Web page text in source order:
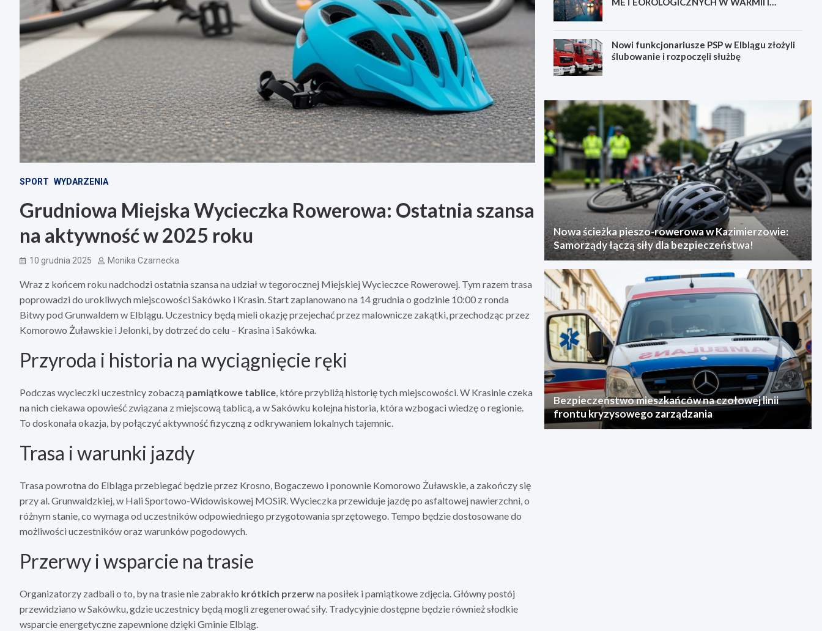
SPORT WYDARZENIA
Grudniowa Miejska Wycieczka Rowerowa: Ostatnia szansa
na aktywność w 2025 roku
10 grudnia 2025 Monika Czarnecka
Wraz z końcem roku nadchodzi ostatnia szansa na udział w tegorocznej Miejskiej Wycieczce Rowerowej. Tym razem trasa
poprowadzi do urokliwych miejscowości Sakówko i Krasin. Start zaplanowano na 14 grudnia o godzinie 10:00 z ronda
Bitwy pod Grunwaldem w Elblągu. Uczestnicy będą mieli okazję przejechać przez malownicze zakątki, przechodząc przez
Komorowo Żuławskie i Jelonki, by dotrzeć do celu – Krasina i Sakówka.
Przyroda i historia na wyciągnięcie ręki
Podczas wycieczki uczestnicy zobaczą pamiątkowe tablice, które przybliżą historię tych miejscowości. W Krasinie czeka
na nich ciekawa opowieść związana z miejscową tablicą, a w Sakówku kolejna historia, która wzbogaci wiedzę o regionie.
To doskonała okazja, by połączyć aktywność fizyczną z odkrywaniem lokalnych tajemnic.
Trasa i warunki jazdy
Trasa powrotna do Elbląga przebiegać będzie przez Krosno, Bogaczewo i ponownie Komorowo Żuławskie, a zakończy się
przy al. Grunwaldzkiej, w Hali Sportowo-Widowiskowej MOSiR. Wycieczka przewiduje jazdę po asfaltowej nawierzchni, o
różnym stanie, co wymaga od uczestników odpowiedniego przygotowania sprzętowego. Tempo będzie dostosowane do
możliwości uczestników oraz warunków pogodowych.
Przerwy i wsparcie na trasie
Organizatorzy zadbali o to, by na trasie nie zabrakło krótkich przerwna posiłek i pamiątkowe zdjęcia. Główny postój
przewidziano w Sakówku, gdzie uczestnicy będą mogli zregenerować siły. Tradycyjnie dostępne będzie również słodkie
wsparcie energetyczne zapewnione dzięki Gminie Elbląg.
Nowi funkcjonariusze PSP w Elblągu złożyli
ślubowanie i rozpoczęli służbę
Nowa ścieżka pieszo-rowerowa w Kazimierzowie:
Samorządy łączą siły dla bezpieczeństwa!
Bezpieczeństwo mieszkańców na czołowej linii
frontu kryzysowego zarządzania